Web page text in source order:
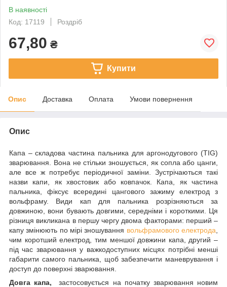
В наявності
Код: 17119
Роздріб
67,80 ₴
Купити
Опис Доставка Оплата Умови повернення
Опис
Капа – складова частина пальника для аргонодугового (TIG)
зварювання. Вона не стільки зношується, як сопла або цанги,
але все ж потребує періодичної заміни. Зустрічаються такі
назви капи, як хвостовик або ковпачок. Капа, як частина
пальника, фіксує всередині цангового зажиму електрод з
вольфраму. Види кап для пальника розрізняються за
довжиною, вони бувають довгими, середніми і короткими. Ця
різниця викликана в першу чергу двома факторами: перший –
капу змінюють по мірі зношування вольфрамового електрода
чим коротший електрод, тим меншої довжини капа, другий –
під час зварювання у важкодоступних місцях потрібні менші
габарити самого пальника, щоб забезпечити маневрування і
доступ до поверхні зварювання.
Довга капа,
застосовується на початку зварювання новим